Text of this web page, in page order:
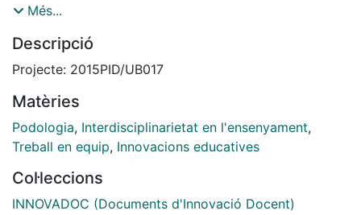
2018) para conseguir integrar conceptos de Fisiología,
trabajo cooperativo para las tres materias, de forma
que los conceptos básicos cubren significado en un
profesional.
Més...
Descripció
Projecte: 2015PID/UB017
Matèries
Podologia, Interdisciplinarietat en l'ensenyament,
Treball en equip, Innovacions educatives
Col·leccions
INNOVADOC (Documents d'Innovació Docent)